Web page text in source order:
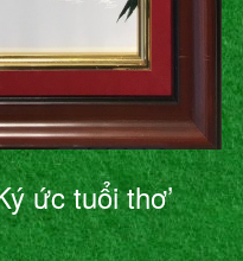
ức tuổi thơ’